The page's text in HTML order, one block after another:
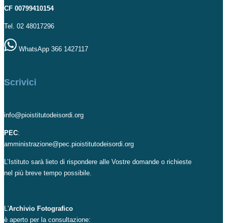
CF 00799410154
Tel. 02 48017296
WhatsApp 366 1427117
Scrivici
info@pioistitutodeisordi.org
PEC:
amministrazione@pec.pioistitutodeisordi.org
L’Istituto sarà lieto di rispondere alle Vostre domande o richieste
nel più breve tempo possibile.
L'Archivio Fotografico
è aperto per la consultazione: